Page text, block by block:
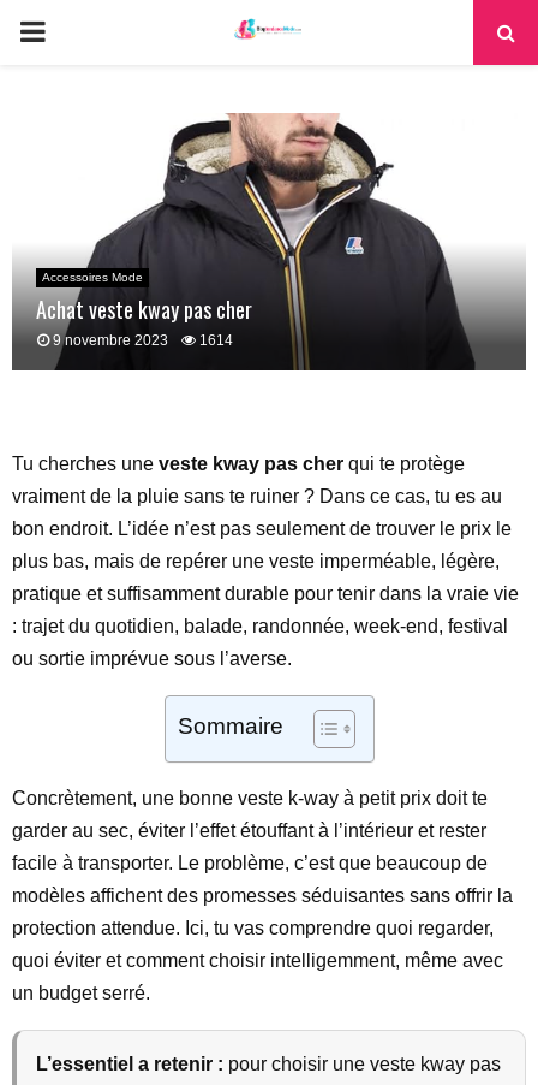
PRIMARY
Accessoires Mode
Achat veste kway pas cher
9 novembre 2023 1614
Tu cherches une veste kway pas cher qui te protège
vraiment de la pluie sans te ruiner ? Dans ce cas, tu es au
bon endroit. L’idée n’est pas seulement de trouver le prix le
plus bas, mais de repérer une veste imperméable, légère,
pratique et suffisamment durable pour tenir dans la vraie vie
: trajet du quotidien, balade, randonnée, week-end, festival
ou sortie imprévue sous l’averse.
Sommaire
Concrètement, une bonne veste k-way à petit prix doit te
garder au sec, éviter l’effet étouffant à l’intérieur et rester
facile à transporter. Le problème, c’est que beaucoup de
modèles affichent des promesses séduisantes sans offrir la
protection attendue. Ici, tu vas comprendre quoi regarder,
quoi éviter et comment choisir intelligemment, même avec
un budget serré.
L’essentiel a retenir : pour choisir une veste kway pas